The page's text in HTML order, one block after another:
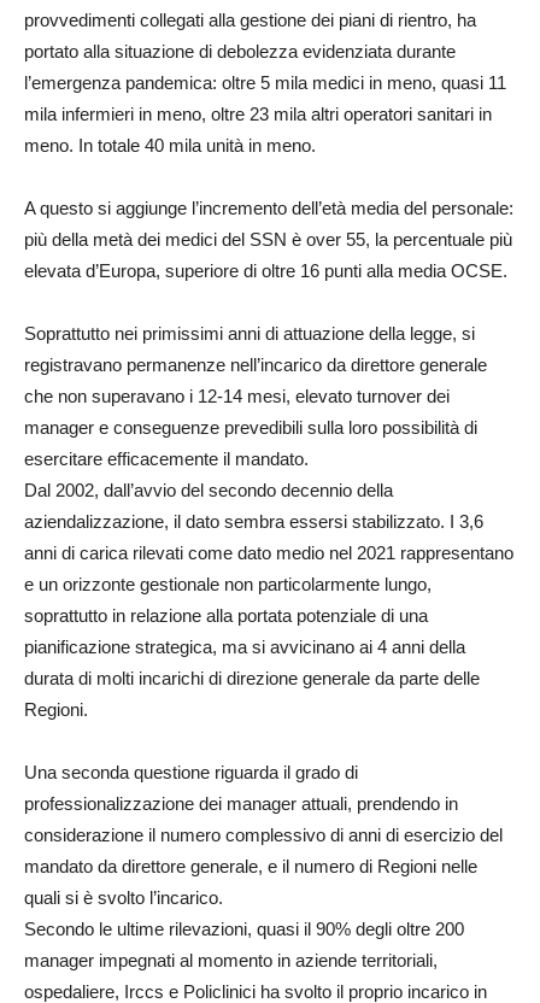
provvedimenti collegati alla gestione dei piani di rientro, ha
portato alla situazione di debolezza evidenziata durante
l’emergenza pandemica: oltre 5 mila medici in meno, quasi 11
mila infermieri in meno, oltre 23 mila altri operatori sanitari in
meno. In totale 40 mila unità in meno.
A questo si aggiunge l’incremento dell’età media del personale:
più della metà dei medici del SSN è over 55, la percentuale più
elevata d’Europa, superiore di oltre 16 punti alla media OCSE.
Soprattutto nei primissimi anni di attuazione della legge, si
registravano permanenze nell’incarico da direttore generale
che non superavano i 12-14 mesi, elevato turnover dei
manager e conseguenze prevedibili sulla loro possibilità di
esercitare efficacemente il mandato.
Dal 2002, dall’avvio del secondo decennio della
aziendalizzazione, il dato sembra essersi stabilizzato. I 3,6
anni di carica rilevati come dato medio nel 2021 rappresentano
e un orizzonte gestionale non particolarmente lungo,
soprattutto in relazione alla portata potenziale di una
pianificazione strategica, ma si avvicinano ai 4 anni della
durata di molti incarichi di direzione generale da parte delle
Regioni.
Una seconda questione riguarda il grado di
professionalizzazione dei manager attuali, prendendo in
considerazione il numero complessivo di anni di esercizio del
mandato da direttore generale, e il numero di Regioni nelle
quali si è svolto l’incarico.
Secondo le ultime rilevazioni, quasi il 90% degli oltre 200
manager impegnati al momento in aziende territoriali,
ospedaliere, Irccs e Policlinici ha svolto il proprio incarico in